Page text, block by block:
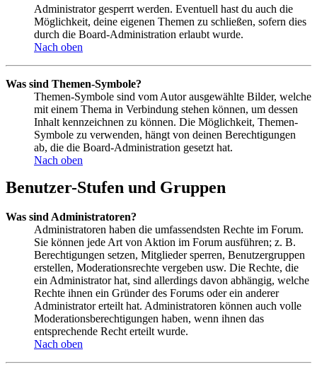
Administrator gesperrt werden. Eventuell hast du auch die
Möglichkeit, deine eigenen Themen zu schließen, sofern dies
durch die Board-Administration erlaubt wurde.
Nach oben
Was sind Themen-Symbole?
Themen-Symbole sind vom Autor ausgewählte Bilder, welche
mit einem Thema in Verbindung stehen können, um dessen
Inhalt kennzeichnen zu können. Die Möglichkeit, Themen-
Symbole zu verwenden, hängt von deinen Berechtigungen
ab, die die Board-Administration gesetzt hat.
Nach oben
Benutzer-Stufen und Gruppen
Was sind Administratoren?
Administratoren haben die umfassendsten Rechte im Forum.
Sie können jede Art von Aktion im Forum ausführen; z. B.
Berechtigungen setzen, Mitglieder sperren, Benutzergruppen
erstellen, Moderationsrechte vergeben usw. Die Rechte, die
ein Administrator hat, sind allerdings davon abhängig, welche
Rechte ihnen ein Gründer des Forums oder ein anderer
Administrator erteilt hat. Administratoren können auch volle
Moderationsberechtigungen haben, wenn ihnen das
entsprechende Recht erteilt wurde.
Nach oben